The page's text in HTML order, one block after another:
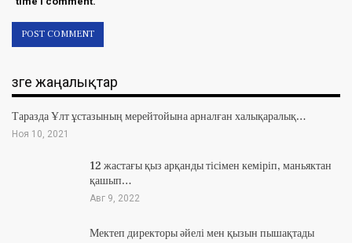
Өзге жаңалықтар
Таразда Ұлт ұстазының мерейтойына арналған халықаралық…
Ноя 10, 2021
12 жастағы қыз арқанды тісімен кеміріп, маньяктан
қашып…
Авг 9, 2022
Мектеп директоры әйелі мен қызын пышақтады